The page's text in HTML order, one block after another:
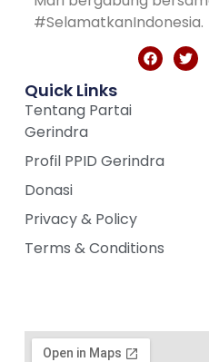
#SelamatkanIndonesia.
Quick Links
Tentang Partai
Gerindra
Profil PPID Gerindra
Donasi
Privacy & Policy
Terms & Conditions